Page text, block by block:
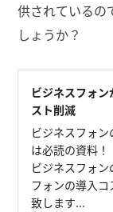
供されているの
しょうか？
ビジネスフォ
スト削減
ビジネスフォ
は必読の資料！
ビジネスフォ
フォンの導入
致します...